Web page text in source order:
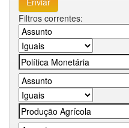
Filtros correntes: